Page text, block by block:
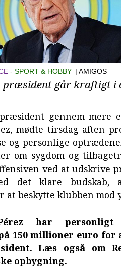
SPORT & HOBBY | AMIGOS
præsident går kraftigt i
gennem mere
mødte tirsdag aften
og personlige
om sygdom og
ved at udskrive
det klare budskab,
at beskytte klubben mod
har
150 millioner euro for
Læs også om
opbygning.